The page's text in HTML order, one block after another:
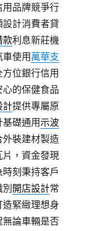
品牌競爭行
計消費者貸
款利息新莊機
使用 萬華支
位銀行信用
心的保健食品
計提供專屬原
基礎通用示波
裝建材製造
，資金發現
時刻秉持客戶
開店設計常
緊緻理想身
論車輛是否